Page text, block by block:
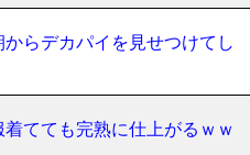
からデカパイを見せつけてし
着てても完熟に仕上がるｗｗ